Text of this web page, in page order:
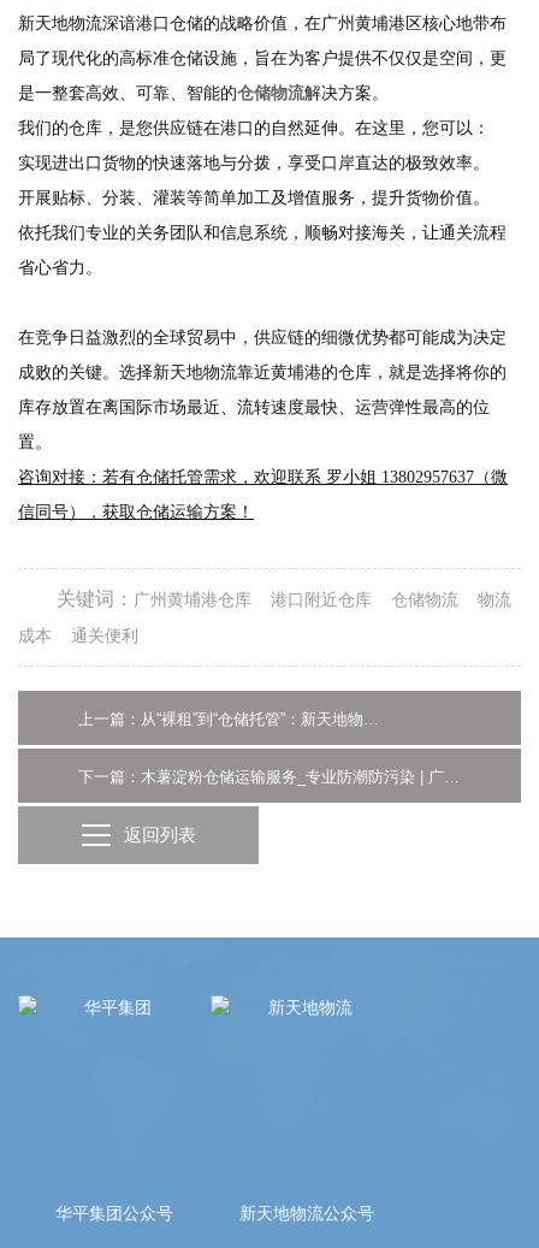
新天地物流深谙港口仓储的战略价值，在广州黄埔港区核心地带布
局了现代化的高标准仓储设施，旨在为客户提供不仅仅是空间，更
是一整套高效、可靠、智能的仓储物流解决方案。
我们的仓库，是您供应链在港口的自然延伸。在这里，您可以：
实现进出口 货物的快速落地与分拨，享受口岸直达的极致效率。
开展贴标、分装、 灌装等简单加工及增值服务，提升货物价值。
依托我们专业的关务团队和信息系统，顺畅对接海关，让通关流程
省心省力。
在竞争日益激烈的全球贸易中，供应链的细微优势都可能成为决定
成败的关键。选择新天地物流靠近黄埔港的仓库，就是选择将你的
库存放置在离国际市场最近、流转速度最快、运营弹性最高的位
置。
咨询对接：若有仓储托管需求，欢迎联系 罗小姐 13802957637 （微
信同号），获取仓储运输方案！
关键词： 广州黄埔港仓库 港口附近仓库 仓储物流
物流
成本
通关便利
返回列表
华平集团公众号 新天地物流公众号